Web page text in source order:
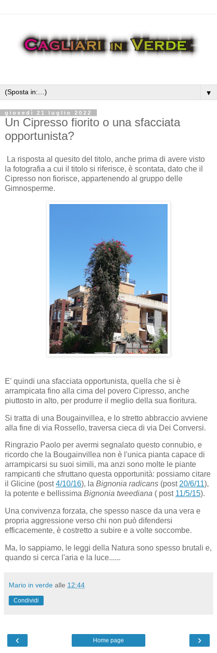
▼
giovedì 21 luglio 2022
Un Cipresso fiorito o una sfacciata
opportunista?
La risposta al quesito del titolo, anche prima di avere visto
la fotografia a cui il titolo si riferisce, è scontata, dato che il
Cipresso non fiorisce, appartenendo al gruppo delle
Gimnosperme.
E' quindi una sfacciata opportunista, quella che si è
arrampicata fino alla cima del povero Cipresso, anche
piuttosto in alto, per produrre il meglio della sua fioritura.
Si tratta di una Bougainvillea, e lo stretto abbraccio avviene
alla fine di via Rossello, traversa cieca di via Dei Conversi.
Ringrazio Paolo per avermi segnalato questo connubio, e
ricordo che la Bougainvillea non è l'unica pianta capace di
arrampicarsi su suoi simili, ma anzi sono molte le piante
rampicanti che sfruttano questa opportunità: possiamo citare
il Glicine (post4/10/16), la Bignonia radicans (post 20/6/11),
la potente e bellissima Bignonia tweediana ( post 11/5/15).
Una convivenza forzata, che spesso nasce da una vera e
propria aggressione verso chi non può difendersi
efficacemente, è costretto a subire e a volte soccombe.
Ma, lo sappiamo, le leggi della Natura sono spesso brutali e,
quando si cerca l'aria e la luce......
Mario in verde alle 12:44
Condividi
‹ ›
Home page